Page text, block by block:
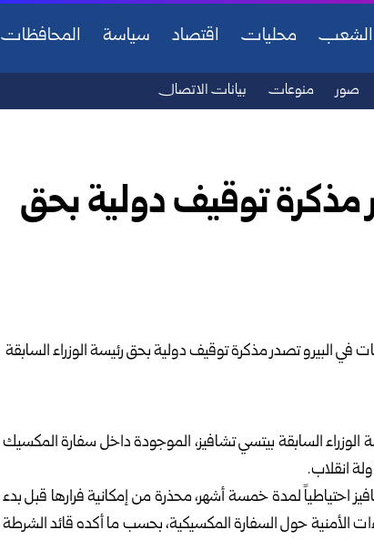
محليات اقتصاد سياسة المحافظات
صور منوعات بيانات الاتصال
مذكرة توقيف دولية بحق
السابقة بيتسي تشافيز، الموجودة داخل سفارة المكسيك
انقلاب.
احتياطياً لمدة خمسة أشهر، محذرة من إمكانية فرارها قبل بدء
الأمنية حول السفارة المكسيكية، بحسب ما أكده قائد الشرطة